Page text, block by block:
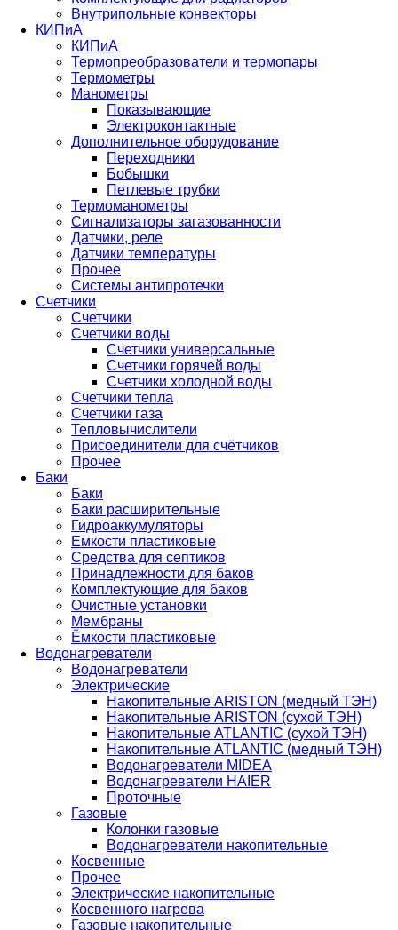
Внутрипольные конвекторы
КИПиА
КИПиА
Термопреобразователи и термопары
Термометры
Манометры
Показывающие
Электроконтактные
Дополнительное оборудование
Переходники
Бобышки
Петлевые трубки
Термоманометры
Сигнализаторы загазованности
Датчики, реле
Датчики температуры
Прочее
Системы антипротечки
Счетчики
Счетчики
Счетчики воды
Счетчики универсальные
Счетчики горячей воды
Счетчики холодной воды
Счетчики тепла
Счетчики газа
Тепловычислители
Присоединители для счётчиков
Прочее
Баки
Баки
Баки расширительные
Гидроаккумуляторы
Емкости пластиковые
Средства для септиков
Принадлежности для баков
Комплектующие для баков
Очистные установки
Мембраны
Ёмкости пластиковые
Водонагреватели
Водонагреватели
Электрические
Накопительные ARISTON (медный ТЭН)
Накопительные ARISTON (сухой ТЭН)
Накопительные ATLANTIC (сухой ТЭН)
Накопительные ATLANTIC (медный ТЭН)
Водонагреватели MIDEA
Водонагреватели HAIER
Проточные
Газовые
Колонки газовые
Водонагреватели накопительные
Косвенные
Прочее
Электрические накопительные
Косвенного нагрева
Газовые накопительные